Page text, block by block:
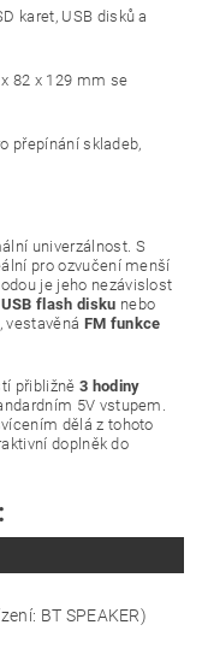
karet, USB disků a
82 x 129 mm se
přepínání skladeb,
univerzálnost. S
pro ozvučení menší
je jeho nezávislost
USB flash disku nebo
vestavěná FM funkce
přibližně 3 hodiny
5V vstupem.
dělá z tohoto
doplněk do
BT SPEAKER)